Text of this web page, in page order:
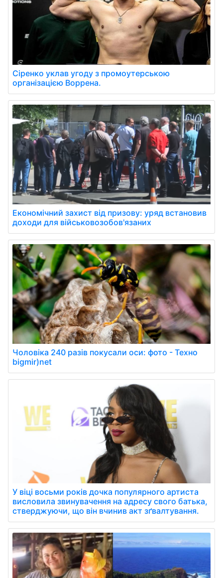
Сіренко уклав угоду з промоутерською
організацією Воррена.
Економічний захист від призову: уряд встановив
доходи для військовозобов'язаних
Чоловіка 240 разів покусали оси: фото - Техно
bigmir)net
У віці восьми років дочка популярного артиста
висловила звинувачення на адресу свого батька,
стверджуючи, що він вчинив акт зґвалтування.